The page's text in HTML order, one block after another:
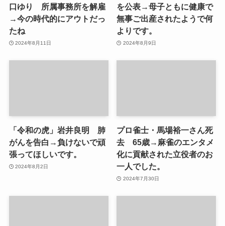
口ゆり 所属事務所を解雇
→今の時代的にアウトだっ
たね
2024年8月11日
を公表→母子ともに健康で
無事ご出産されたようで何
よりです。
2024年8月9日
「令和の虎」岩井良明 肺
がんを告白→負けないで頑
張ってほしいです。
2024年8月2日
プロ雀士・馬場裕一さん死
去 65歳→麻雀のエンタメ
化に貢献された立役者のお
一人でした。
2024年7月30日